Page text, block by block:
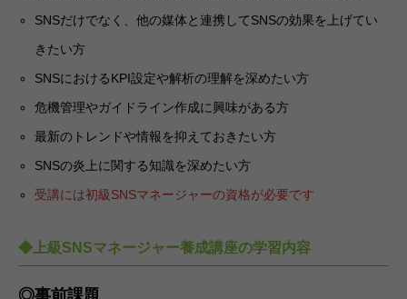
SNSだけでなく、他の媒体と連携してSNSの効果を上げてい
きたい方
SNSにおけるKPI設定や解析の理解を深めたい方
危機管理やガイドライン作成に興味がある方
最新のトレンドや情報を抑えておきたい方
SNSの炎上に関する知識を深めたい方
受講には初級SNSマネージャーの資格が必要です
◆上級SNSマネージャー養成講座の学習内容